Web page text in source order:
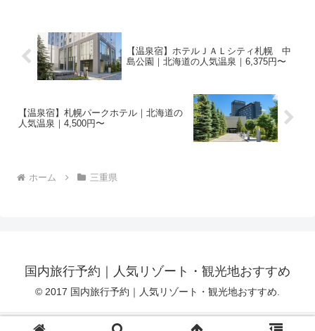
【温泉宿】ホテルＪＡＬシティ札幌 中
島公園｜北海道の人気温泉｜6,375円〜
【温泉宿】札幌パークホテル｜北海道の
人気温泉｜4,500円〜
ホーム 三重県
国内旅行予約｜人気リゾート・観光地おすすめ
© 2017 国内旅行予約｜人気リゾート・観光地おすすめ.